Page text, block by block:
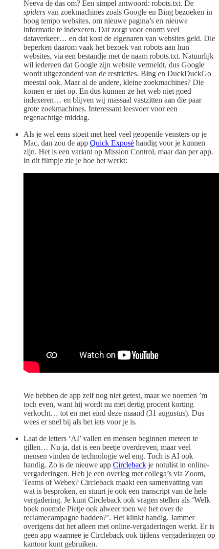
Neeva de das om? Een simpel antwoord: robots.txt. De
spiders van zoekmachines zoals Google en Bing bezoeken in
hoog tempo websites, om nieuwe pagina’s en nieuwe
informatie te indexeren. Dat zorgt voor enorm veel
dataverkeer… en dat kost de eigenaren van websites geld. Die
beperken daarom vaak het bezoek van robots aan hun
websites, via een bestandje met de naam robots.txt. Natuurlijk
wil iedereen dat Google zijn website vermeldt, dus Google
wordt uitgezonderd van de restricties. Bing en DuckDuckGo
meestal ook. Maar al de andere, kleine zoekmachines? Die
komen er niet op. En dus kunnen ze het web niet goed
indexeren… en blijven wij massaal vastzitten aan die paar
grote zoekmachines. Interessant leesvoer voor een
regenachtige middag.
Als je wel eens stoeit met heel veel geopende vensters op je
Mac, dan zou de app Quick Exposé handig voor je kunnen
zijn. Het is een variant op Mission Control, maar dan per app.
In dit filmpje zie je hoe het werkt:
We hebben de app zelf nog niet getest, maar we noemen ’m
toch even, want hij wordt nu met dertig procent korting
verkocht… tot en met eind deze maand (31 augustus). Dus
wees er snel bij als het iets voor je is.
Laat de letters ‘AI’ vallen en mensen beginnen meteen te
gillen… Nu ja, dat is een beetje overdreven, maar veel
mensen vinden de technologie wel eng. Toch is AI ook
handig. Zo is de nieuwe app Circleback je notulist in online-
vergaderingen. Heb je een overleg met collega’s via Zoom,
Teams of Webex? Circleback maakt een samenvatting van
wat is besproken, en stuurt je ook een transcript van de hele
vergadering. Je kunt Circleback ook vragen stellen als ‘Welk
boek noemde Pietje ook alweer toen we het over de
reclamecampagne hadden?’. Het klinkt handig. Jammer
overigens dat het alleen met online-vergaderingen werkt. Er is
geen app waarmee je Circleback ook tijdens vergaderingen op
kantoor kunt gebruiken.